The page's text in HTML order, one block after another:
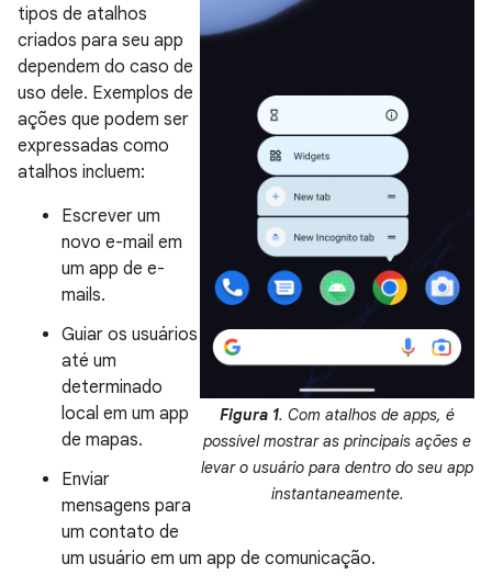
Figura 1. Com atalhos de apps, é
possível mostrar as principais ações e
levar o usuário para dentro do seu app
instantaneamente.
tipos de atalhos
criados para seu app
dependem do caso de
uso dele. Exemplos de
ações que podem ser
expressadas como
atalhos incluem:
Escrever um
novo e-mail em
um app de e-
mails.
Guiar os usuários
até um
determinado
local em um app
de mapas.
Enviar
mensagens para
um contato de
um usuário em um app de comunicação.